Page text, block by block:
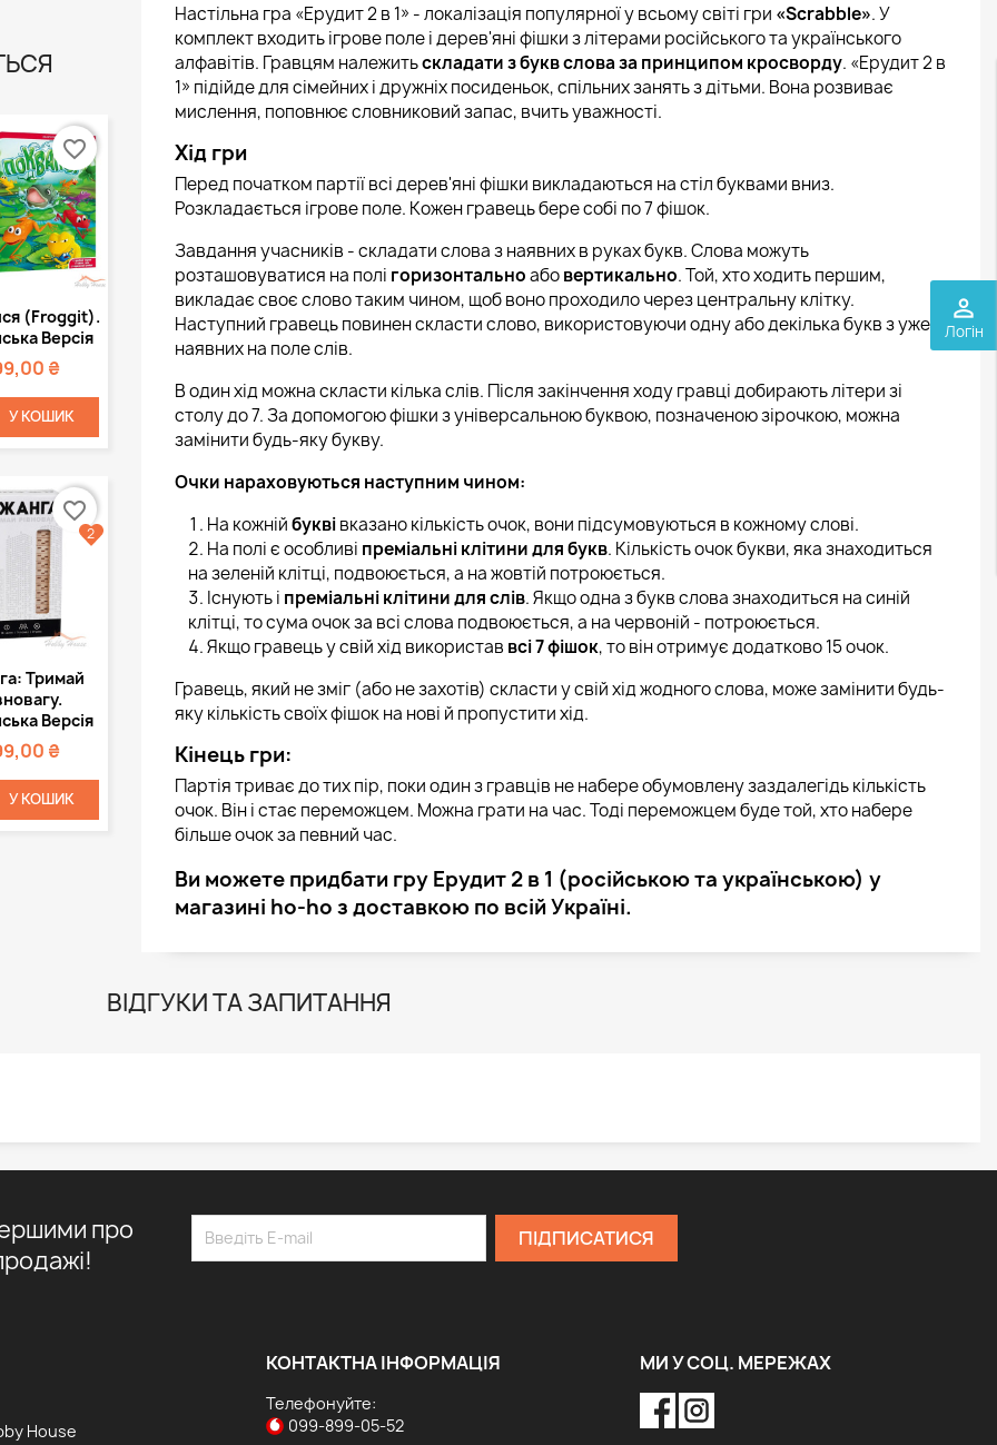
perm_identity
Логін
(Froggit).
Версія
₴
У КОШИК
favorite_border
Тримай
Версія
₴
У КОШИК
favorite_border
2
Настільна гра «Ерудит 2 в 1» - локалізація популярної у всьому світі гри «Scrabble». У
комплект входить ігрове поле і дерев'яні фішки з літерами російського та українського
алфавітів. Гравцям належитьскладати з букв слова за принципом кросворду. «Ерудит 2 в
1» підійде для сімейних і дружніх посиденьок, спільних занять з дітьми. Вона розвиває
мислення, поповнює словниковий запас, вчить уважності.
Хід гри
Перед початком партії всі дерев'яні фішки викладаються на стіл буквами вниз.
Розкладається ігрове поле. Кожен гравець бере собі по 7 фішок.
Завдання учасників - складати слова з наявних в руках букв. Слова можуть
розташовуватися на полі горизонтальноабовертикально. Той, хто ходить першим,
викладає своє слово таким чином, щоб воно проходило через центральну клітку.
Наступний гравець повинен скласти слово, використовуючи одну або декілька букв з уже
наявних на поле слів.
В один хід можна скласти кілька слів. Після закінчення ходу гравці добирають літери зі
столу до 7. За допомогою фішки з універсальною буквою, позначеною зірочкою, можна
замінити будь-яку букву.
Очки нараховуються наступним чином:
На кожнійбуквівказано кількість очок, вони підсумовуються в кожному слові.
На полі є особливі преміальні клітини для букв. Кількість очок букви, яка знаходиться
на зеленій клітці, подвоюється, а на жовтій потроюється.
Існують і преміальні клітини для слів. Якщо одна з букв слова знаходиться на синій
клітці, то сума очок за всі слова подвоюється, а на червоній - потроюється.
Якщо гравець у свій хід використав всі 7 фішок, то він отримує додатково 15 очок.
Гравець, який не зміг (або не захотів) скласти у свій хід жодного слова, може замінити будь-
яку кількість своїх фішок на нові й пропустити хід.
Кінець гри:
Партія триває до тих пір, поки один з гравців не набере обумовлену заздалегідь кількість
очок. Він і стає переможцем. Можна грати на час. Тоді переможцем буде той, хто набере
більше очок за певний час.
Ви можете придбати гру Ерудит 2 в 1 (російською та українською) у
магазині ho-ho з доставкою по всій Україні.
ВІДГУКИ ТА ЗАПИТАННЯ
про
House
КОНТАКТНА ІНФОРМАЦІЯ
Телефонуйте:
099-899-05-52
МИ У СОЦ. МЕРЕЖАХ